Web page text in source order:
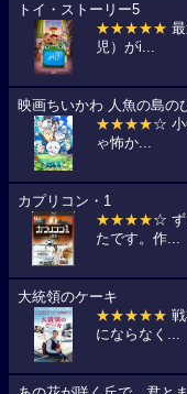
トイ・ストーリー5
★★★★★
児）がi...
映画ちいかわ 人魚の島の
★★★★☆ 小
ゃ怖か...
カプリコン・1
★★★★☆ ず
たです。作...
大統領のケーキ
★★★★★
にならなく...